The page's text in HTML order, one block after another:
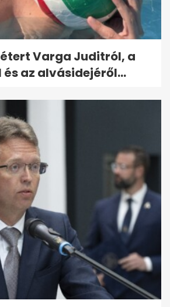
Varga Juditról, a
az alvásidejéről...